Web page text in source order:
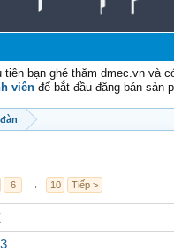
tiên bạn ghé thăm dmec.vn và
viên để bắt đầu đăng bán sản
6 → 10 Tiếp >